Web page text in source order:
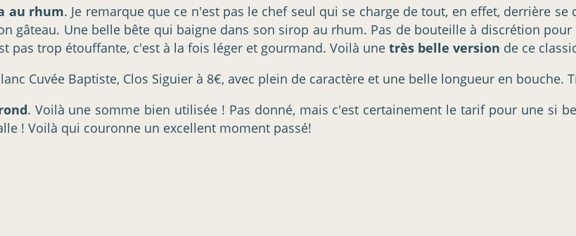
au rhum. Je remarque que ce n'est pas le chef seul qui se charge de tout, en effet, derrière se
gâteau. Une belle bête qui baigne dans son sirop au rhum. Pas de bouteille à discrétion pour
pas trop étouffante, c'est à la fois léger et gourmand. Voilà une très belle version de ce
Cuvée Baptiste, Clos Siguier à 8€, avec plein de caractère et une belle longueur en bouche.
. Voilà une somme bien utilisée ! Pas donné, mais c'est certainement le tarif pour une si
! Voilà qui couronne un excellent moment passé!